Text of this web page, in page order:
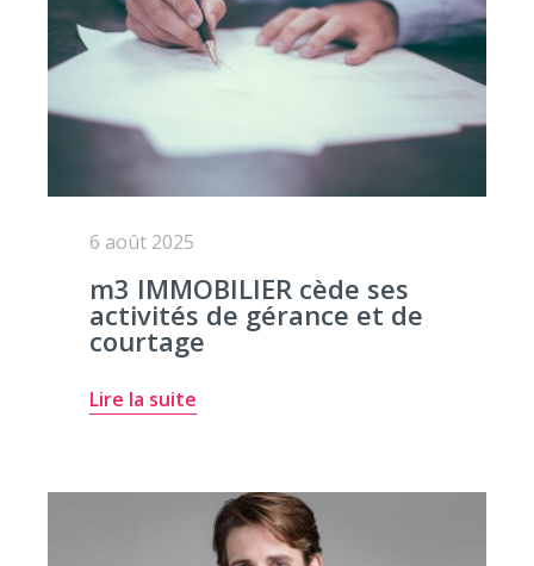
6 août 2025
m3 IMMOBILIER cède ses
activités de gérance et de
courtage
Lire la suite